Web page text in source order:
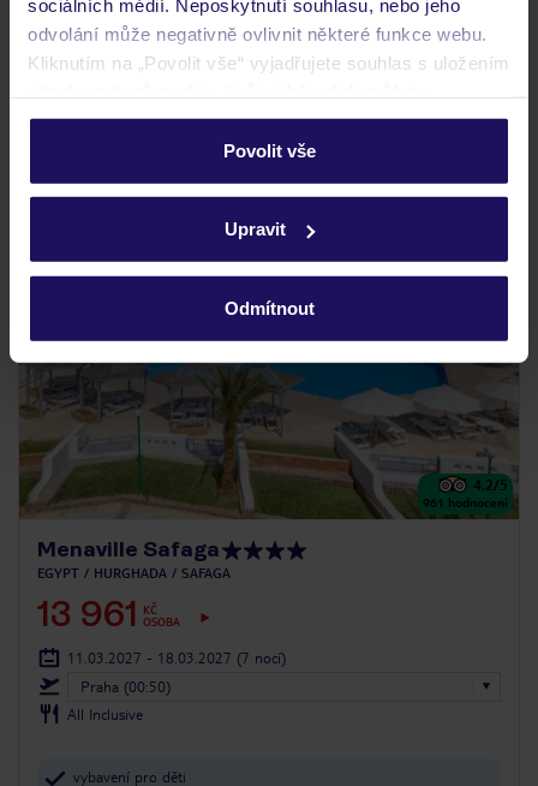
sociálních médií. Neposkytnutí souhlasu, nebo jeho
odvolání může negativně ovlivnit některé funkce webu.
Kliknutím na „Povolit vše“ vyjadřujete souhlas s uložením
personalizovat v sekci „Personalizace“.
Podrobné informace o souborech cookie naleznete v
ochrany osobních údajů.
Povolit vše
Upravit
Odmítnout
28.01.2027 - 04.02.2027
(7 nocí)
All Inclusive
4.2/5
961 hodnocení
Menaville Safaga
EGYPT HURGHADA SAFAGA
13 961
KČ
OSOBA
11.03.2027 - 18.03.2027 (7 nocí)
Praha (00:50)
All Inclusive
vybavení pro děti